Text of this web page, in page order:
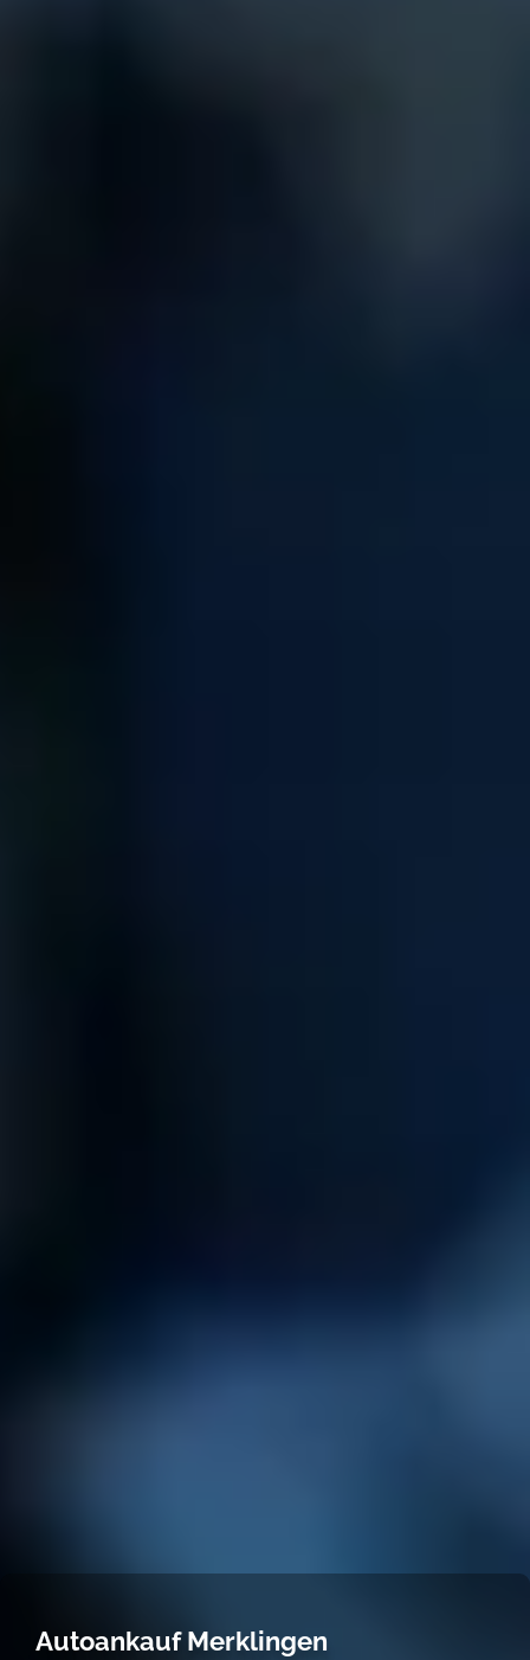
Autoankauf Merklingen